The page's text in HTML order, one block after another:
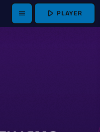
menu play_arrow PLAYER